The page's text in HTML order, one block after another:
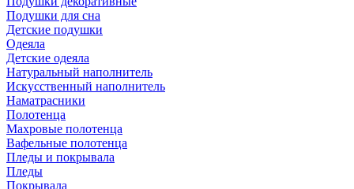
Подушки для сна
Детские подушки
Одеяла
Детские одеяла
Натуральный наполнитель
Искуcственный наполнитель
Наматрасники
Полотенца
Махровые полотенца
Вафельные полотенца
Пледы и покрывала
Пледы
Покрывала